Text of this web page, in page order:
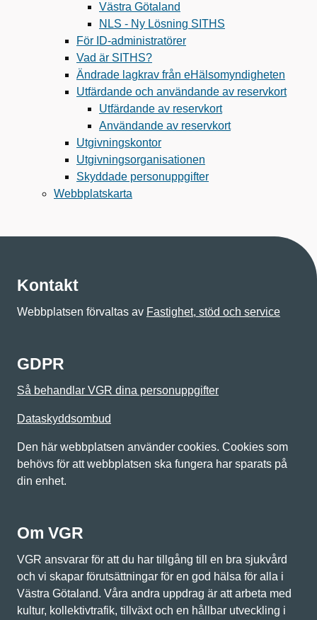
Västra Götaland
NLS - Ny Lösning SITHS
För ID-administratörer
Vad är SITHS?
Ändrade lagkrav från eHälsomyndigheten
Utfärdande och användande av reservkort
Utfärdande av reservkort
Användande av reservkort
Utgivningskontor
Utgivningsorganisationen
Skyddade personuppgifter
Webbplatskarta
Kontakt
Webbplatsen förvaltas av Fastighet, stöd och service
GDPR
Så behandlar VGR dina personuppgifter
Dataskyddsombud
Den här webbplatsen använder cookies. Cookies som
behövs för att webbplatsen ska fungera har sparats på
din enhet.
Om VGR
VGR ansvarar för att du har tillgång till en bra sjukvård
och vi skapar förutsättningar för en god hälsa för alla i
Västra Götaland. Våra andra uppdrag är att arbeta med
kultur, kollektivtrafik, tillväxt och en hållbar utveckling i